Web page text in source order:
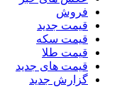
فروش
قیمت جدید
قیمت سکه
قیمت طلا
قیمت های جدید
گزارش جدید